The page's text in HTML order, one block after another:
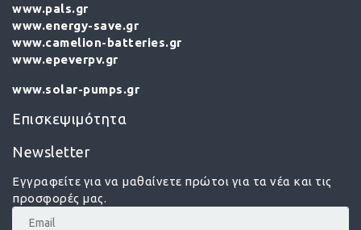
www.pals.gr
www.energy-save.gr
www.camelion-batteries.gr
www.epeverpv.gr
www.solar-pumps.gr
Επισκεψιμότητα
Newsletter
Εγγραφείτε για να μαθαίνετε πρώτοι για τα νέα και τις
προσφορές μας.